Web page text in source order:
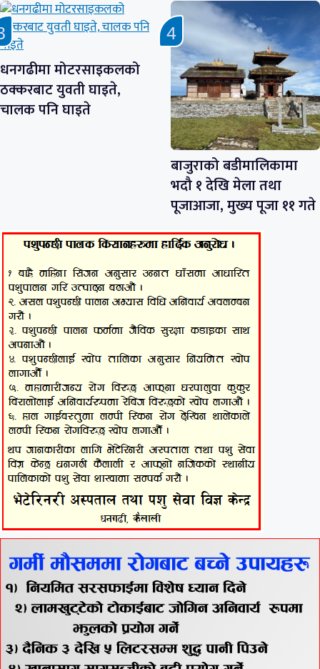
धनगढीमा मोटरसाइकलको
ठक्करबाट युवती घाइते,
चालक पनि घाइते
बाजुराको बडीमालिकामा
भदौ १ देखि मेला तथा
पूजाआजा, मुख्य पूजा ११ गते